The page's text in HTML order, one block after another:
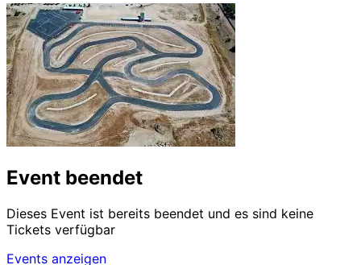
Event beendet
Dieses Event ist bereits beendet und es sind keine
Tickets verfügbar
Events anzeigen